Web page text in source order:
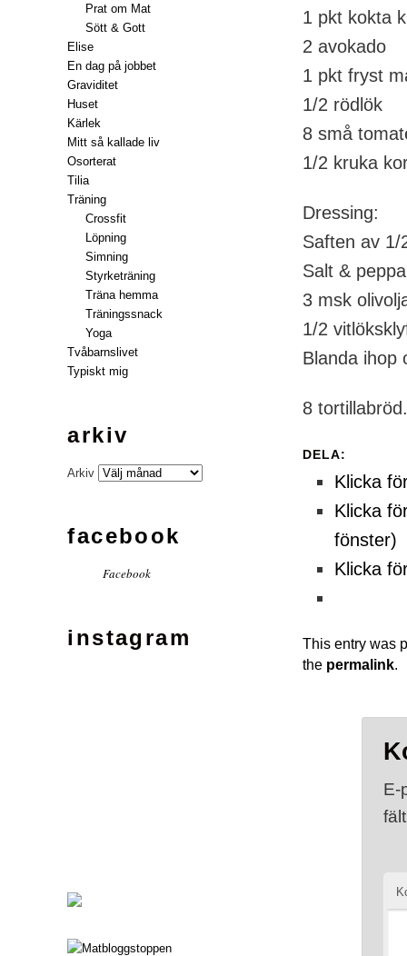
1 pkt kokta
2 avokado
1 pkt fryst
1/2 rödlök
8 små
1/2 kruka
Dressing:
Saften av 1/
Salt &
3 msk
1/2
Blanda ihop
8
DELA:
Klicka
Klicka
fönster)
Klicka
This entry was
the permalink.
E-
Prat om Mat
Sött & Gott
Elise
En dag på jobbet
Graviditet
Huset
Kärlek
Mitt så kallade liv
Osorterat
Tilia
Träning
Crossfit
Löpning
Simning
Styrketräning
Träna hemma
Träningssnack
Yoga
Tvåbarnslivet
Typiskt mig
arkiv
Arkiv
facebook
Facebook
instagram